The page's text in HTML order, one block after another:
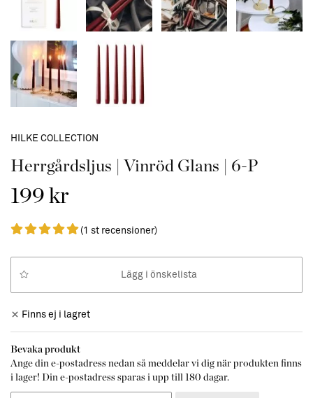
HILKE COLLECTION
Herrgårdsljus | Vinröd Glans | 6-P
199 kr
(1 st recensioner)
Lägg i önskelista
Finns ej i lagret
Bevaka produkt
Ange din e-postadress nedan så meddelar vi dig när produkten finns
i lager! Din e-postadress sparas i upp till 180 dagar.